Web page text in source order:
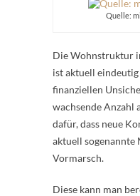
Quelle:
Die Wohnstruktur
ist aktuell
finanziellen
wachsende Anzahl
dafür, dass neue
aktuell sogenannte
Vormarsch.
Diese kann man